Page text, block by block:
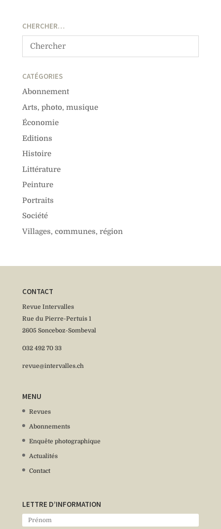
CHERCHER…
CATÉGORIES
Abonnement
Arts, photo, musique
Économie
Editions
Histoire
Littérature
Peinture
Portraits
Société
Villages, communes, région
CONTACT
Revue Intervalles
Rue du Pierre-Pertuis 1
2605 Sonceboz-Sombeval
032 492 70 33
revue@intervalles.ch
MENU
Revues
Abonnements
Enquête photographique
Actualités
Contact
LETTRE D’INFORMATION